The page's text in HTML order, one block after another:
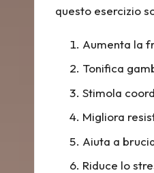
questo esercizio
Aumenta la
Tonifica
Stimola
Migliora
Aiuta a
Riduce lo